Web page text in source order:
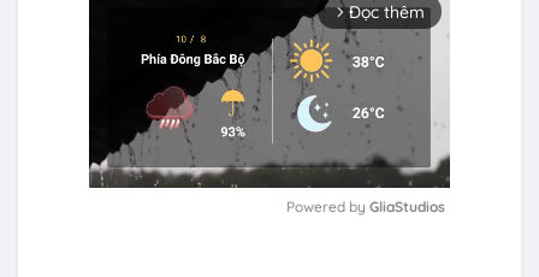
arrow_forward_ios Đọc thêm
Powered by GliaStudios